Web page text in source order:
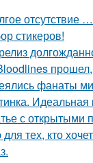
отсутствие
стикеров!
фанаты
Идеальная
с открытыми
тех, кто